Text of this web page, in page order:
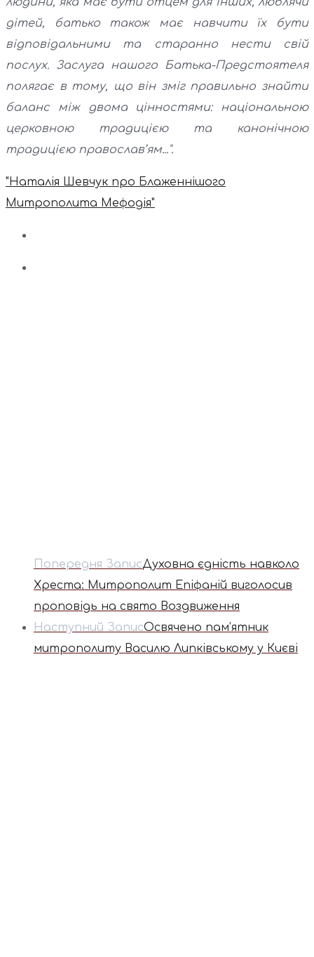
дітей, батько також має навчити їх бути
відповідальними та старанно нести свій
послух. Заслуга нашого Батька-Предстоятеля
полягає в тому, що він зміг правильно знайти
баланс між двома цінностями: національною
церковною традицією та канонічною
традицією православ’ям...".
"Наталія Шевчук про Блаженнішого
Митрополита Мефодія"
Попередня ЗаписДуховна єдність навколо
Хреста: Митрополит Епіфаній виголосив
проповідь на свято Воздвиження
Наступний ЗаписОсвячено пам’ятник
митрополиту Василю Липківському у Києві